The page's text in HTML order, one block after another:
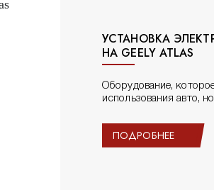
УСТАНОВКА
НА GEELY ATLAS
Оборудование,
использования авто,
ПОДРОБНЕЕ